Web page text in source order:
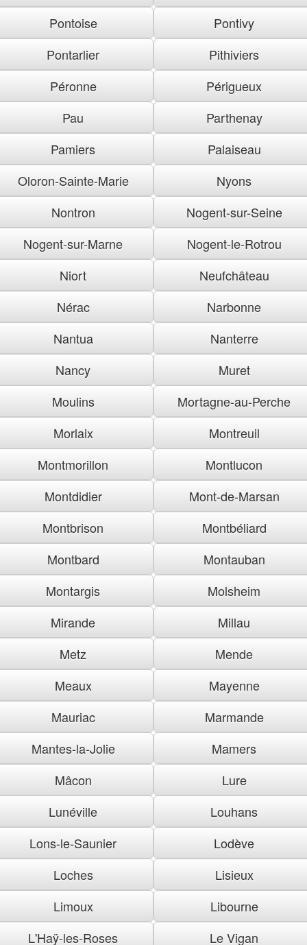
Pontoise
Pontivy
Pontarlier
Pithiviers
Péronne
Périgueux
Pau
Parthenay
Pamiers
Palaiseau
Oloron-Sainte-Marie
Nyons
Nontron
Nogent-sur-Seine
Nogent-sur-Marne
Nogent-le-Rotrou
Niort
Neufchâteau
Nérac
Narbonne
Nantua
Nanterre
Nancy
Muret
Moulins
Mortagne-au-Perche
Morlaix
Montreuil
Montmorillon
Montlucon
Montdidier
Mont-de-Marsan
Montbrison
Montbéliard
Montbard
Montauban
Montargis
Molsheim
Mirande
Millau
Metz
Mende
Meaux
Mayenne
Mauriac
Marmande
Mantes-la-Jolie
Mamers
Mâcon
Lure
Lunéville
Louhans
Lons-le-Saunier
Lodève
Loches
Lisieux
Limoux
Libourne
L'Haÿ-les-Roses
Le Vigan